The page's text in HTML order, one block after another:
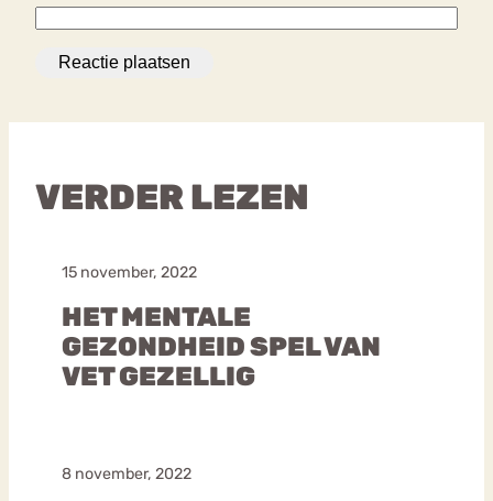
VERDER LEZEN
15 november, 2022
HET MENTALE
GEZONDHEID SPEL VAN
VET GEZELLIG
8 november, 2022